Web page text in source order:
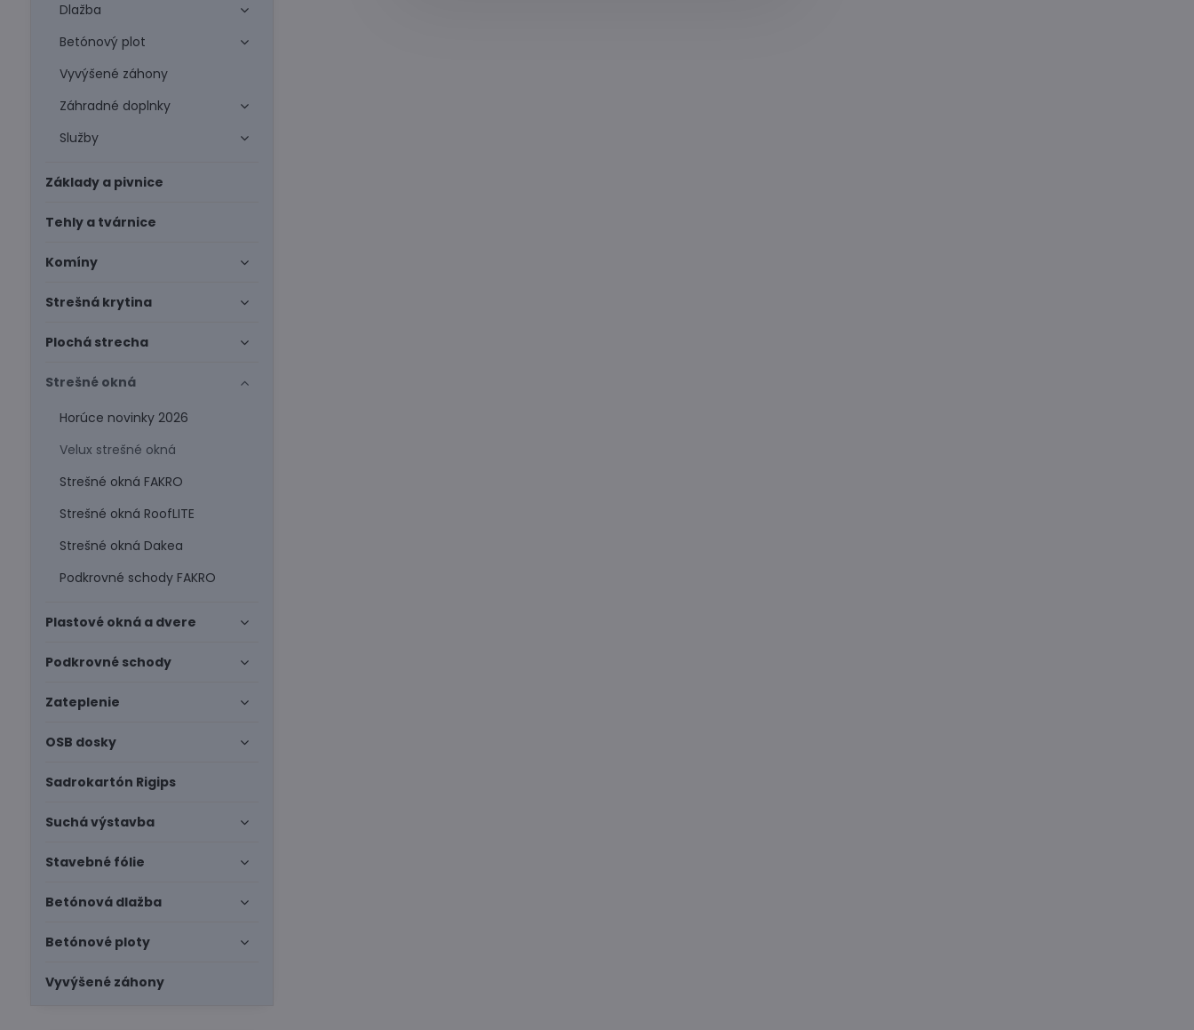
Dlažba
Betónový plot
Vyvýšené záhony
Záhradné doplnky
Služby
Základy a pivnice
Tehly a tvárnice
Komíny
Strešná krytina
Plochá strecha
Strešné okná
Horúce novinky 2026
Velux strešné okná
Strešné okná FAKRO
Strešné okná RoofLITE
Strešné okná Dakea
Podkrovné schody FAKRO
Plastové okná a dvere
Podkrovné schody
Zateplenie
OSB dosky
Sadrokartón Rigips
Suchá výstavba
Stavebné fólie
Betónová dlažba
Betónové ploty
Vyvýšené záhony